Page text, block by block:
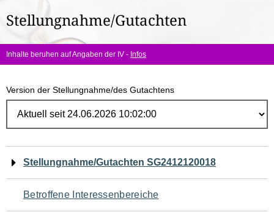
hier:
Stellungnahme/Gutachten
Inhalte beruhen auf Angaben der IV - Infos
Version der Stellungnahme/des Gutachtens
Navigation
für
den
Stellungnahme/Gutachten SG2412120018
Betroffene Interessenbereiche